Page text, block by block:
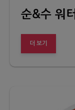
순&수 워
더 보기